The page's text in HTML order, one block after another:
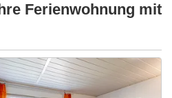
Ferienwohnung mit